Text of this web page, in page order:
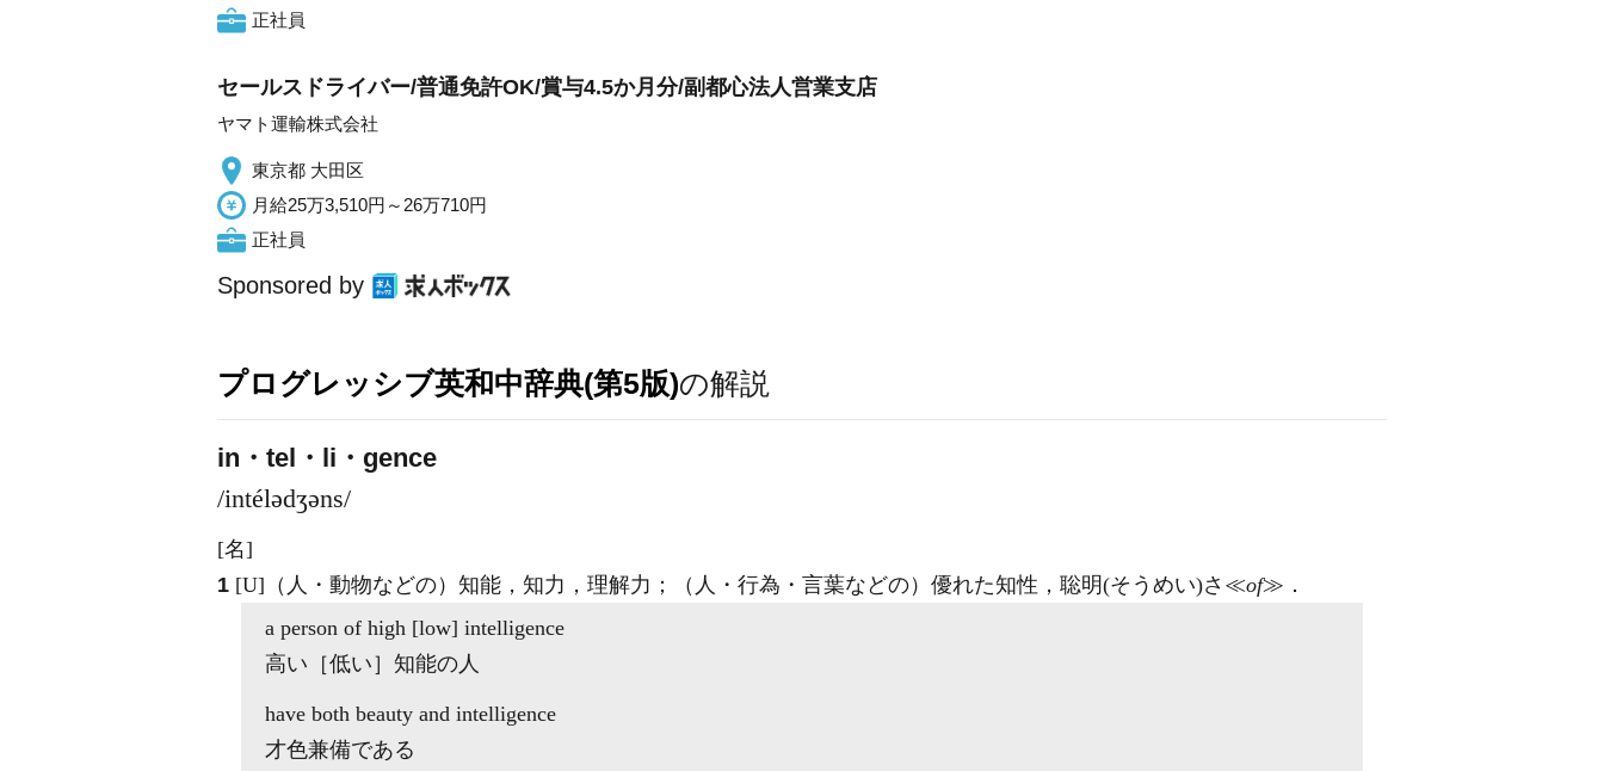
正社員
セールスドライバー/普通免許OK/賞与4.5か月分/副都心法人営業支店
ヤマト運輸株式会社
東京都 大田区
月給25万3,510円～26万710円
正社員
Sponsored by
プログレッシブ英和中辞典(第5版)の解説
in・tel・li・gence
/intélədʒəns/
[名]
1 [U] （人・動物などの）知能，知力，理解力；（人・行為・言葉などの）優れた知性，聡明(そうめい)さ≪of≫ ．
a person of high [low] intelligence
高い［低い］知能の人
have both beauty and intelligence
才色兼備である